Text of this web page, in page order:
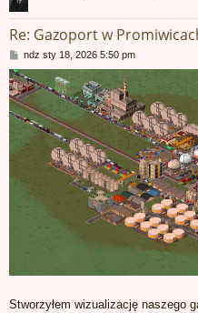
Re: Gazoport w
P
o
s
t
ndz sty 18, 2026 5:50 pm
Stworzyłem wizualizację naszego